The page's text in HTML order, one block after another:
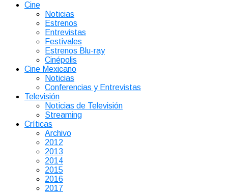
Cine
Noticias
Estrenos
Entrevistas
Festivales
Estrenos Blu-ray
Cinépolis
Cine Mexicano
Noticias
Conferencias y Entrevistas
Televisión
Noticias de Televisión
Streaming
Críticas
Archivo
2012
2013
2014
2015
2016
2017